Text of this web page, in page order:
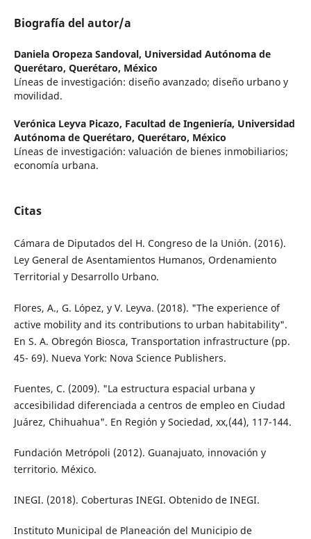
Biografía del autor/a
Daniela Oropeza Sandoval, Universidad Autónoma de
Querétaro, Querétaro, México
Líneas de investigación: diseño avanzado; diseño urbano y
movilidad.
Verónica Leyva Picazo, Facultad de Ingeniería, Universidad
Autónoma de Querétaro, Querétaro, México
Líneas de investigación: valuación de bienes inmobiliarios;
economía urbana.
Citas
Cámara de Diputados del H. Congreso de la Unión. (2016).
Ley General de Asentamientos Humanos, Ordenamiento
Territorial y Desarrollo Urbano.
Flores, A., G. López, y V. Leyva. (2018). "The experience of
active mobility and its con­tributions to urban habitability".
En S. A. Obregón Biosca, Transportation infras­tructure (pp.
45- 69). Nueva York: Nova Science Publishers.
Fuentes, C. (2009). "La estructura espacial ur­bana y
accesibilidad diferenciada a centros de empleo en Ciudad
Juárez, Chihuahua". En Región y Sociedad, xx,(44), 117-144.
Fundación Metrópoli (2012). Guanajuato, in­novación y
territorio. México.
INEGI. (2018). Coberturas INEGI. Obtenido de INEGI.
Instituto Municipal de Planeación del Munici­pio de